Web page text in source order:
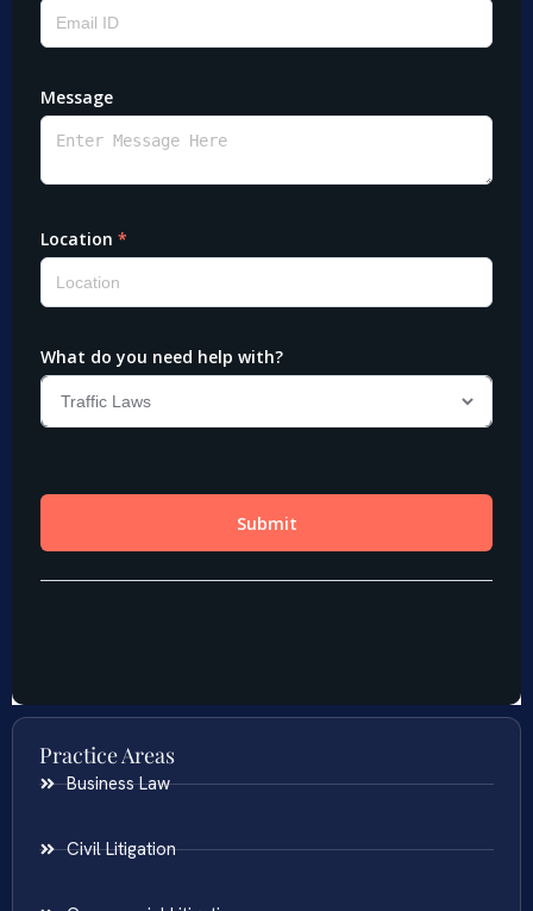
Practice Areas
Business Law
Civil Litigation